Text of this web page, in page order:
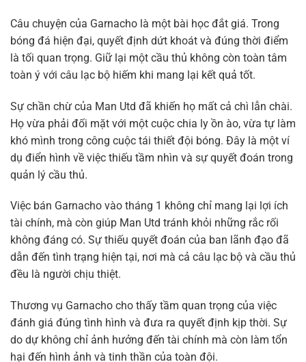
Câu chuyện của Garnacho là một bài học đắt giá. Trong
bóng đá hiện đại, quyết định dứt khoát và đúng thời điểm
là tối quan trọng. Giữ lại một cầu thủ không còn toàn tâm
toàn ý với câu lạc bộ hiếm khi mang lại kết quả tốt.
Sự chần chừ của Man Utd đã khiến họ mất cả chì lẫn chài.
Họ vừa phải đối mặt với một cuộc chia ly ồn ào, vừa tự làm
khó mình trong công cuộc tái thiết đội bóng. Đây là một ví
dụ điển hình về việc thiếu tầm nhìn và sự quyết đoán trong
quản lý cầu thủ.
Việc bán Garnacho vào tháng 1 không chỉ mang lại lợi ích
tài chính, mà còn giúp Man Utd tránh khỏi những rắc rối
không đáng có. Sự thiếu quyết đoán của ban lãnh đạo đã
dẫn đến tình trạng hiện tại, nơi mà cả câu lạc bộ và cầu thủ
đều là người chịu thiệt.
Thương vụ Garnacho cho thấy tầm quan trọng của việc
đánh giá đúng tình hình và đưa ra quyết định kịp thời. Sự
do dự không chỉ ảnh hưởng đến tài chính mà còn làm tổn
hại đến hình ảnh và tinh thần của toàn đội.